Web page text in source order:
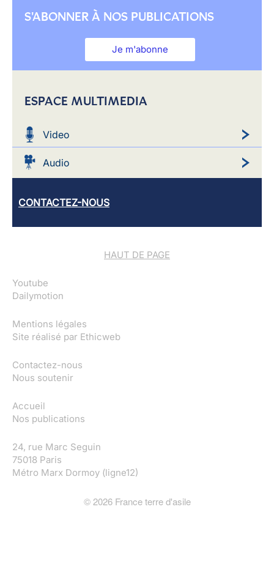
S'ABONNER À NOS PUBLICATIONS
Je m'abonne
ESPACE MULTIMEDIA
Video
Audio
CONTACTEZ-NOUS
HAUT DE PAGE
Youtube
Dailymotion
Mentions légales
Site réalisé par Ethicweb
Contactez-nous
Nous soutenir
Accueil
Nos publications
24, rue Marc Seguin
75018 Paris
Métro Marx Dormoy (ligne12)
© 2026France terre d'asile